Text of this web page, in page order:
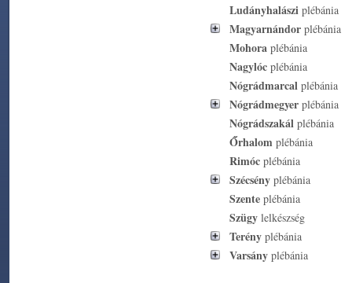
Ludányhalászi plébánia
Magyarnándor plébánia
Mohora plébánia
Nagylóc plébánia
Nógrádmarcal plébánia
Nógrádmegyer plébánia
Nógrádszakál plébánia
Őrhalom plébánia
Rimóc plébánia
Szécsény plébánia
Szente plébánia
Szügy lelkészség
Terény plébánia
Varsány plébánia